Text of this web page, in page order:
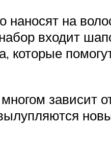
на
входит
зависит от